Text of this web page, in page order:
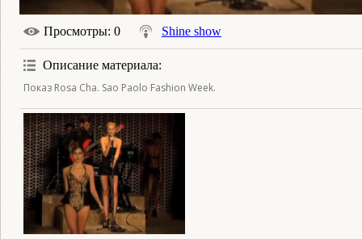
Просмотры: 0 Shine show
Описание материала:
Показ Rosa Cha. Sao Paolo Fashion Week.